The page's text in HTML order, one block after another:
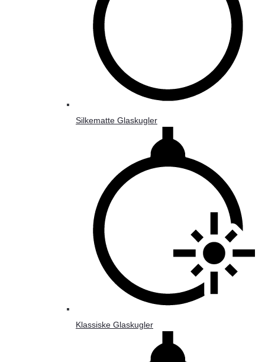
Silkematte Glaskugler
Klassiske Glaskugler